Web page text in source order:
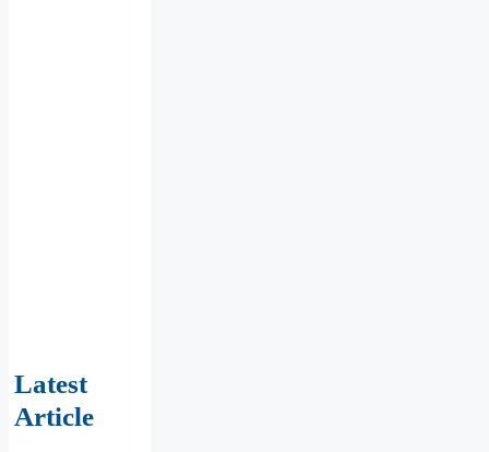
Latest
Article